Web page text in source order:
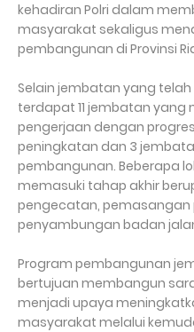
kehadiran Polri dalam
masyarakat sekaligus
pembangunan di Provinsi
Selain jembatan yang
terdapat 11 jembatan
pengerjaan dengan
peningkatan dan 3
pembangunan. Beberapa
memasuki tahap akhir
pengecatan,
penyambungan badan
Program pembangunan
bertujuan membangun
menjadi upaya
masyarakat melalui